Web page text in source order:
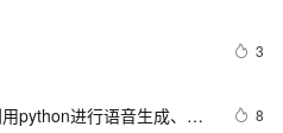
3
python进行语音生成、语
8